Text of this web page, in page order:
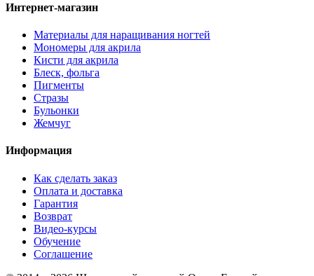
Интернет-магазин
Материалы для наращивания ногтей
Мономеры для акрила
Кисти для акрила
Блеск, фольга
Пигменты
Стразы
Бульонки
Жемчуг
Информация
Как сделать заказ
Оплата и доставка
Гарантия
Возврат
Видео-курсы
Обучение
Соглашение